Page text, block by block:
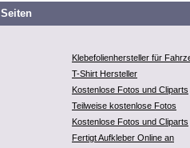
Klebefolienhersteller für
T-Shirt Hersteller
Kostenlose Fotos und Cliparts
Teilweise kostenlose Fotos
Kostenlose Fotos und Cliparts
Fertigt Aufkleber Online an